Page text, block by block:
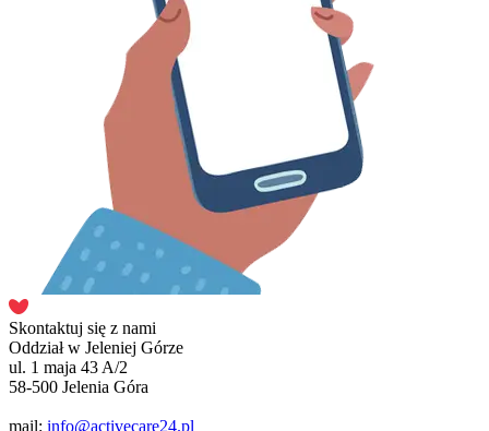
Skontaktuj się z nami
Oddział w Jeleniej Górze
ul. 1 maja 43 A/2
58-500 Jelenia Góra
mail: info@activecare24.pl